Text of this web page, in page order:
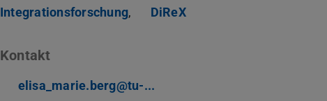
Integrationsforschung, DiReX
Kontakt
elisa_marie.berg@tu-...